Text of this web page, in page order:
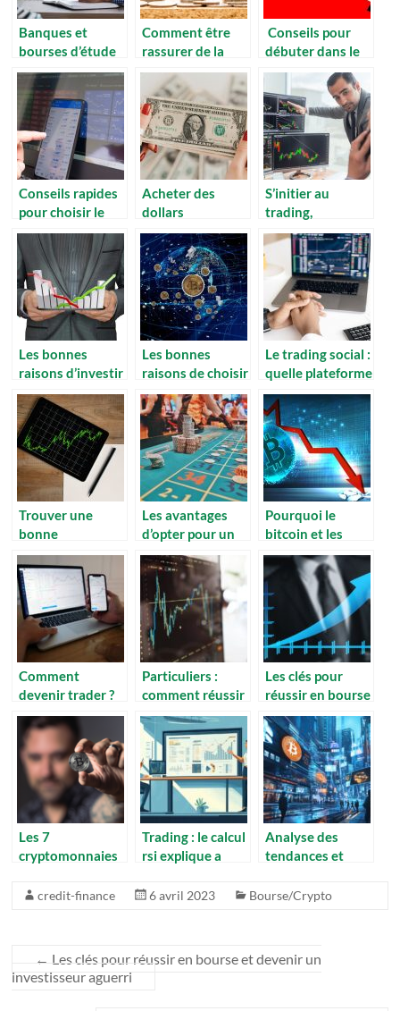
Banques et
bourses d’étude
Comment être
rassurer de la
rentabilité d’un
investissement?
Conseils pour
débuter dans le
trading
Conseils rapides
pour choisir le
meilleur courtier
en ligne
Acheter des
dollars
américains,
pourquoi investir
dans le billet vert
?
S’initier au
trading,
comment faire ?
Les bonnes
raisons d’investir
en Europe
Les bonnes
raisons de choisir
le solana
Le trading social :
quelle plateforme
choisir ?
Trouver une
bonne
plateforme fiable
pour trader des
crypto monnaie :
ce qu’il faut
considerer
Les avantages
d’opter pour un
casino en ligne
qui acceptent le
bitcoin pour le
paiement
Pourquoi le
bitcoin et les
cryptomonnaies
plongent en ce
moment ?
Comment
devenir trader ?
Particuliers :
comment réussir
ses placements
boursiers ?
Les clés pour
réussir en bourse
et devenir un
investisseur
aguerri
Les 7
cryptomonnaies
un
Trading : le calcul
rsi explique a
exemples reels
Analyse des
tendances et
bitcoin et le
credit-finance 6 avril 2023 Bourse/Crypto
← Les clés pour réussir en bourse et devenir un
investisseur aguerri